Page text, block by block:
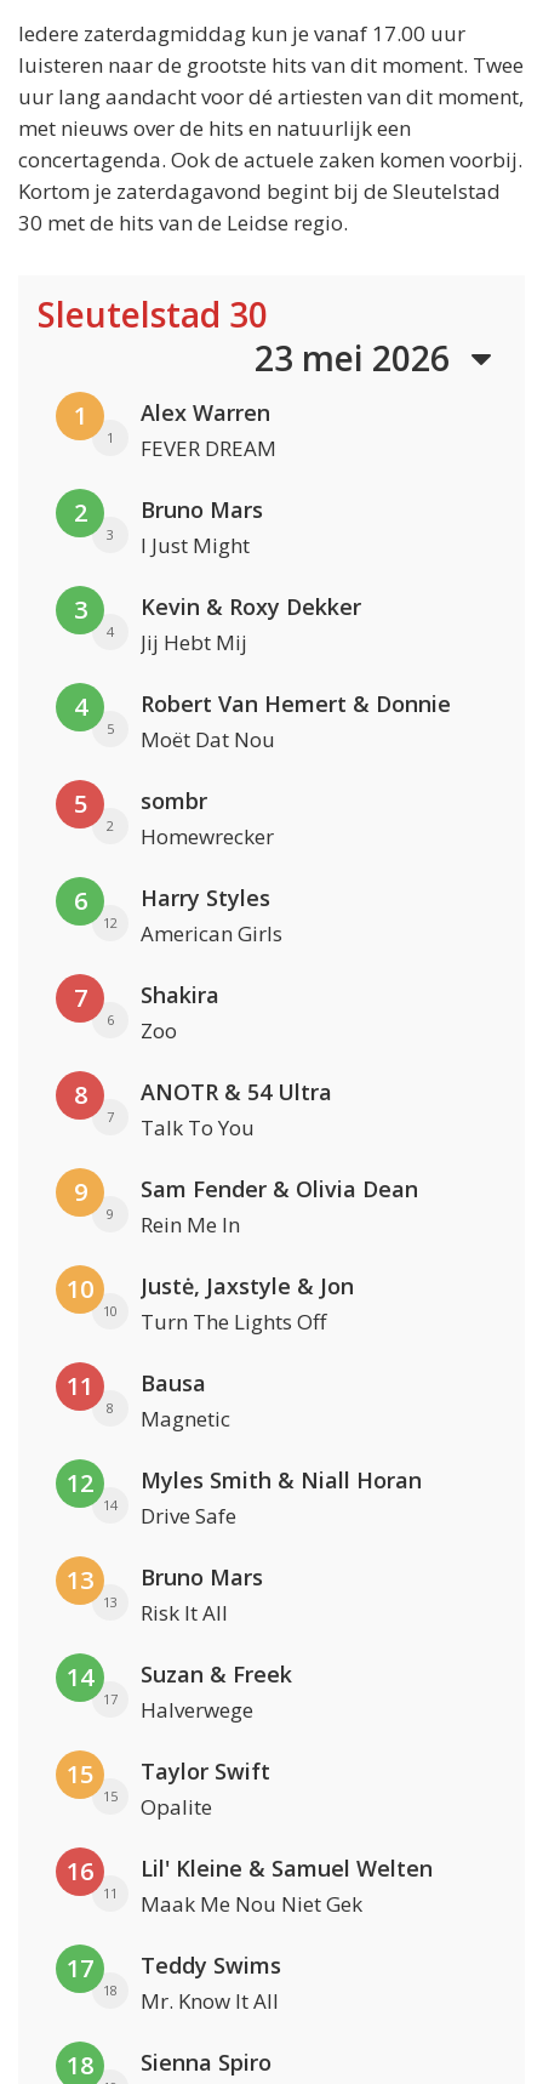
Iedere zaterdagmiddag kun je vanaf 17.00 uur
luisteren naar de grootste hits van dit moment. Twee
uur lang aandacht voor dé artiesten van dit moment,
met nieuws over de hits en natuurlijk een
concertagenda. Ook de actuele zaken komen voorbij.
Kortom je zaterdagavond begint bij de Sleutelstad
30 met de hits van de Leidse regio.
Sleutelstad 30
23 mei 2026
1
1
Alex Warren
FEVER DREAM
2
3
Bruno Mars
I Just Might
3
4
Kevin & Roxy Dekker
Jij Hebt Mij
4
5
Robert Van Hemert & Donnie
Moët Dat Nou
5
2
sombr
Homewrecker
6
12
Harry Styles
American Girls
7
6
Shakira
Zoo
8
7
ANOTR & 54 Ultra
Talk To You
9
9
Sam Fender & Olivia Dean
Rein Me In
10
10
Justė, Jaxstyle & Jon
Turn The Lights Off
11
8
Bausa
Magnetic
12
14
Myles Smith & Niall Horan
Drive Safe
13
13
Bruno Mars
Risk It All
14
17
Suzan & Freek
Halverwege
15
15
Taylor Swift
Opalite
16
11
Lil' Kleine & Samuel Welten
Maak Me Nou Niet Gek
17
18
Teddy Swims
Mr. Know It All
18 Sienna Spiro